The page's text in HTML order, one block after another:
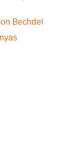
Bechdel